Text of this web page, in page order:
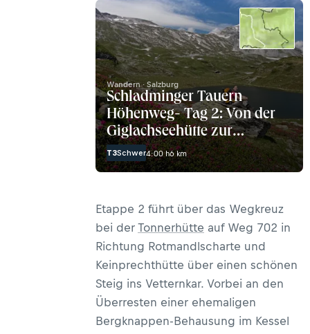
Wandern · Salzburg
Schladminger Tauern
Höhenweg- Tag 2: Von der
Giglachseehütte zur
Keinprechthütte
T3Schwer4:00 h6 km
Etappe 2 führt über das Wegkreuz
bei der Tonnerhütte auf Weg 702 in
Richtung Rotmandlscharte und
Keinprechthütte über einen schönen
Steig ins Vetternkar. Vorbei an den
Überresten einer ehemaligen
Bergknappen-Behausung im Kessel